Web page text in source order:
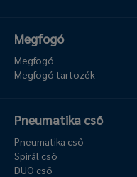
Megfogó
Megfogó
Megfogó tartozék
Pneumatika cső
Pneumatika cső
Spirál cső
DUO cső